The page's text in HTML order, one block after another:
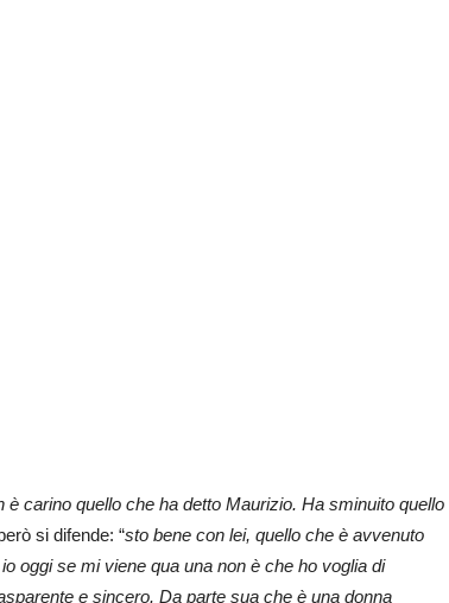
è carino quello che ha detto Maurizio. Ha sminuito quello
si difende: “sto bene con lei, quello che è avvenuto
oggi se mi viene qua una non è che ho voglia di
e sincero. Da parte sua che è una donna